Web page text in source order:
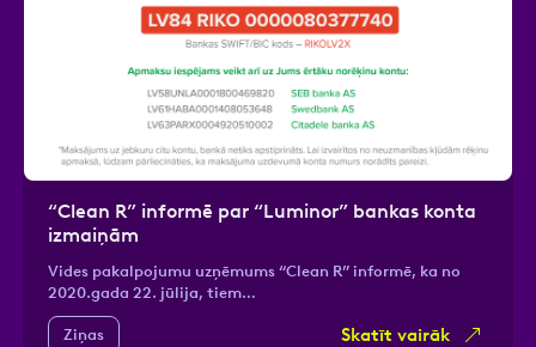
“Clean R” informē par “Luminor” bankas konta
izmaiņām
Vides pakalpojumu uzņēmums “Clean R” informē, ka no
2020.gada 22. jūlija, tiem…
Ziņas Skatīt vairāk